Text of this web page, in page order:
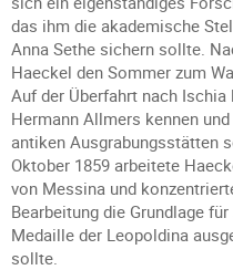
das ihm die akademische
Anna Sethe sichern sollte.
Haeckel den Sommer zum
Auf der Überfahrt nach
Hermann Allmers kennen
antiken Ausgrabungsstätten
Oktober 1859 arbeitete
von Messina und
Bearbeitung die Grundlage
Medaille der Leopoldina
sollte.